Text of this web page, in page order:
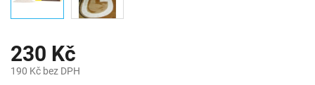
230 Kč
190 Kč bez DPH